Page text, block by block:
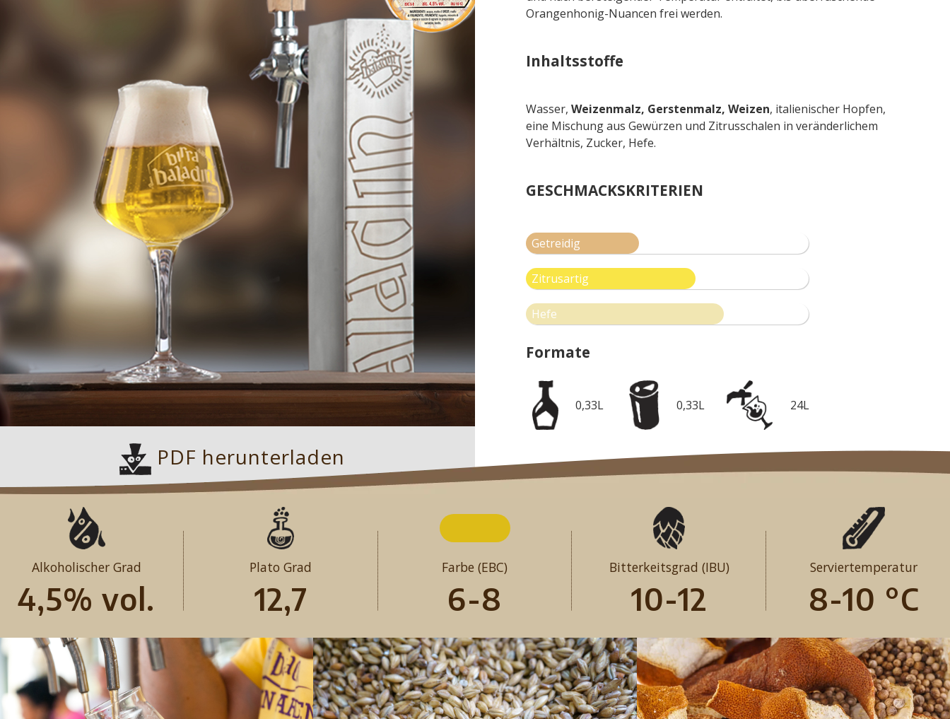
PDF herunterladen
Orangenhonig-Nuancen frei werden.
Inhaltsstoffe
Wasser, Weizenmalz, Gerstenmalz, Weizen, italienischer Hopfen,
eine Mischung aus Gewürzen und Zitrusschalen in veränderlichem
Verhältnis, Zucker, Hefe.
GESCHMACKSKRITERIEN
Getreidig
Zitrusartig
Hefe
Formate
0,33L 0,33L 24L
Alkoholischer Grad
4,5% vol.
Plato Grad
12,7
Farbe (EBC)
6-8
Bitterkeitsgrad (IBU)
10-12
Serviertemperatur
8-10 °C